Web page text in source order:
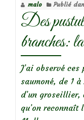
malo Publié
Des
branches:
J’ai observé
saumoné, de 1
d’un groseillier,
qu’on